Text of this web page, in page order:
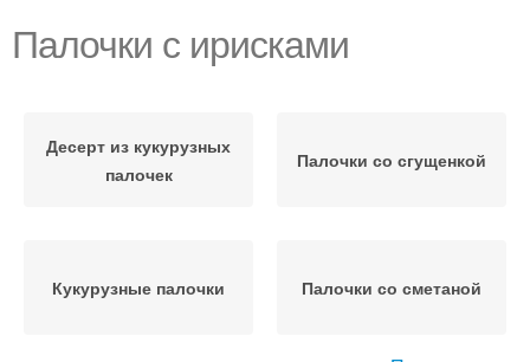
Палочки с ирисками
Десерт из кукурузных
палочек
Палочки со сгущенкой
Кукурузные палочки Палочки со сметаной